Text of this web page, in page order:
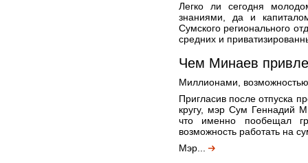
Легко ли сегодня
знаниями, да и
Сумского регионального
средних и
Чем Минаев
Миллионами,
Пригласив после отпуска
кругу, мэр Сум Геннадий
что именно пообещал
возможность работать на
Мэр...